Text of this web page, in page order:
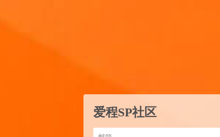
爱程SP社区